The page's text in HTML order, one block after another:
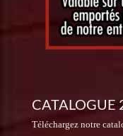
CATALOGUE
Téléchargez notre